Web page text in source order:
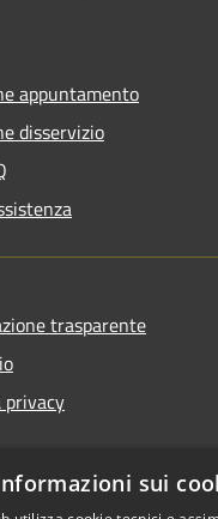
appuntamento
disservizio
trasparente
di accessibilitàsui